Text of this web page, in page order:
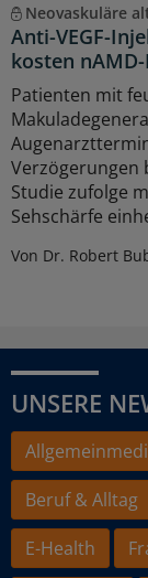
Neovaskuläre
Anti-VEGF-
kosten
Patienten mit
Verzögerungen
Studie zufolge
Sehschärfe
Von Dr. Robert
UNSERE
Beruf & Alltag
E-Health